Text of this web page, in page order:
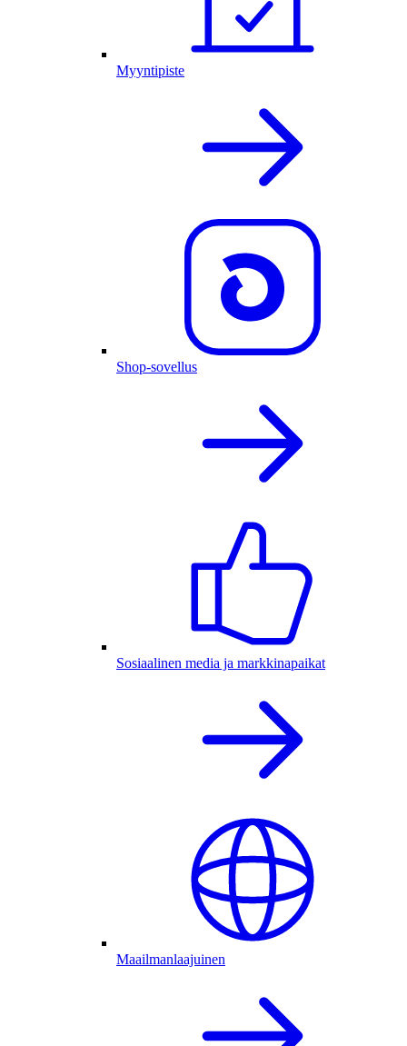
Myyntipiste
Shop-sovellus
Sosiaalinen media ja markkinapaikat
Maailmanlaajuinen